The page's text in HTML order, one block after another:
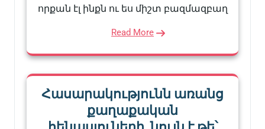
որքան էլ ինքն ու ես միշտ բազմազբաղ
Read More
Հասարակությունն առանց
քաղաքական